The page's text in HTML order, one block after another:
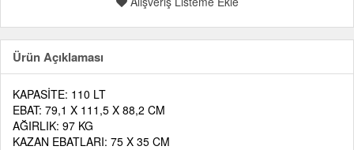
Ürün Açıklaması
KAPASİTE: 110 LT
EBAT: 79,1 X 111,5 X 88,2 CM
AĞIRLIK: 97 KG
KAZAN EBATLARI: 75 X 35 CM